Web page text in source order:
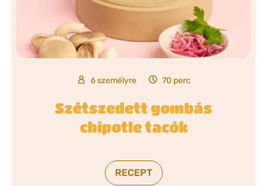
6 személyre 70 perc
Szétszedett gombás
chipotle tacók
RECEPT